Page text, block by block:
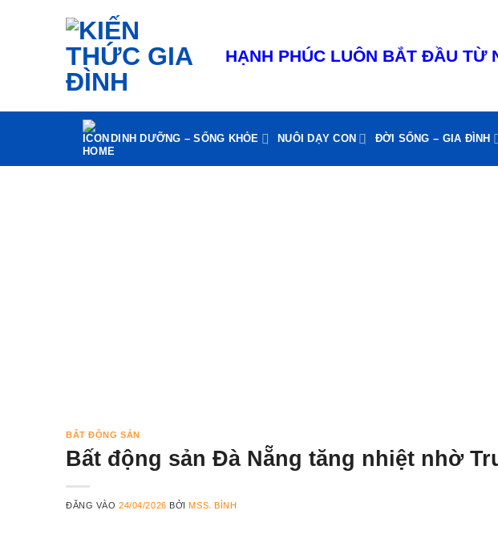
HẠNH PHÚC LUÔN BẮT ĐẦU TỪ
DINH DƯỠNG – SỐNG KHỎE NUÔI DẠY CON ĐỜI SỐNG – GIA ĐÌNH
BẤT ĐỘNG SẢN
Bất động sản Đà Nẵng tăng nhiệt nhờ
ĐĂNG VÀO24/04/2026 BỞIMSS. BÌNH